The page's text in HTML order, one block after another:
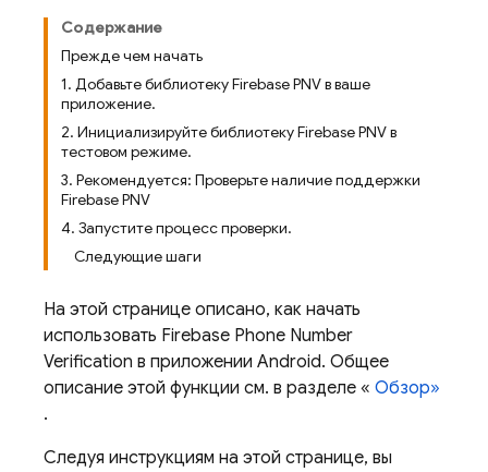
Содержание
Прежде чем начать
1. Добавьте библиотеку Firebase PNV в ваше
приложение.
2. Инициализируйте библиотеку Firebase PNV в
тестовом режиме.
3. Рекомендуется: Проверьте наличие поддержки
Firebase PNV
4. Запустите процесс проверки.
Следующие шаги
На этой странице описано, как начать
использовать Firebase Phone Number
Verification в приложении Android. Общее
описание этой функции см. в разделе « Обзор»
.
Следуя инструкциям на этой странице, вы